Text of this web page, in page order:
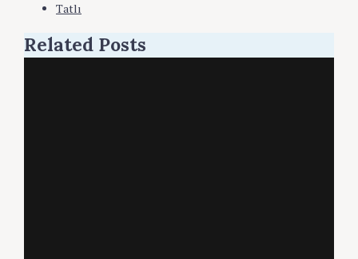
Tatlı
Related Posts